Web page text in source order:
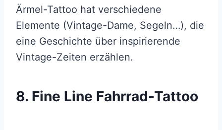
Ärmel-Tattoo hat verschiedene
Elemente (Vintage-Dame, Segeln…), die
eine Geschichte über inspirierende
Vintage-Zeiten erzählen.
8. Fine Line Fahrrad-Tattoo